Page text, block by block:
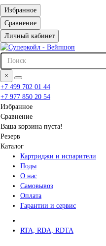
Избранное
Сравнение
Личный кабинет
×
+7 499 702 01 44
+7 977 850 20 54
Избранное
Сравнение
Ваша корзина пуста!
Резерв
Каталог
Картриджи и испарители
Поды
О нас
Самовывоз
Оплата
Гарантии и сервис
RTA, RDA, RDTA